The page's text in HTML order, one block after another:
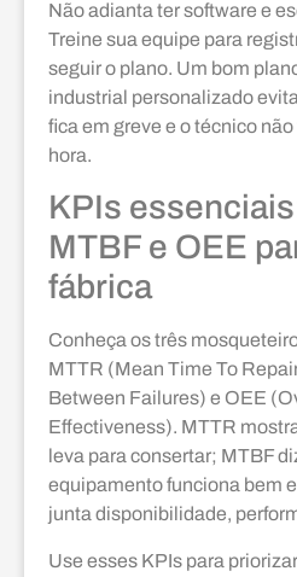
Não adianta ter software e
Treine sua equipe para
seguir o plano. Um bom
industrial personalizado
fica em greve e o técnico
hora.
KPIs
MTBF e OEE
fábrica
Conheça os três
MTTR (Mean Time To
Between Failures) e OEE
Effectiveness). MTTR
leva para consertar; MTBF
equipamento funciona bem
junta disponibilidade,
Use esses KPIs para